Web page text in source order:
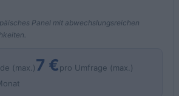
Panel mit abwechslungsreichen
(max.)7 €pro Umfrage (max.)